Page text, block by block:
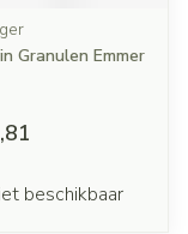
Granulen Emmer
beschikbaar